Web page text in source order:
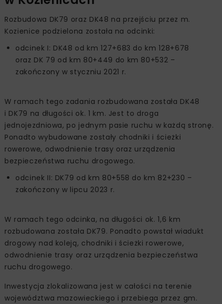
Rozbudowa DK79 oraz DK48 na przejściu przez m.
Kozienice podzielona została na odcinki:
odcinek I: DK48 od km 127+683 do km 128+678
oraz DK 79 od km 80+449 do km 80+532 –
zakończony w styczniu 2021 r.
W ramach tego zadania rozbudowana została DK48
i DK79 na długości ok. 1 km. Jest to droga
jednojezdniowa, po jednym pasie ruchu w każdą stronę.
Ponadto wybudowane zostały chodniki i ścieżki
rowerowe, odwodnienie trasy oraz urządzenia
bezpieczeństwa ruchu drogowego.
odcinek II: DK79 od km 80+558 do km 82+230 –
zakończony w lipcu 2023 r.
W ramach tego odcinka, na długości ok. 1,6 km
rozbudowana została DK79. Ponadto powstał wiadukt
drogowy nad koleją, chodniki i ścieżki rowerowe,
odwodnienie trasy oraz urządzenia bezpieczeństwa
ruchu drogowego.
Inwestycja zlokalizowana jest w całości na terenie
województwa mazowieckiego i przebiega przez gm.